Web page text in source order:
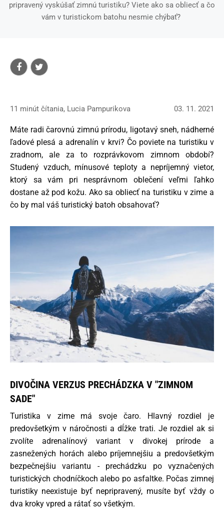
pripravený vyskúšať zimnú turistiku? Viete ako sa obliecť a čo
vám v turistickom batohu nesmie chýbať?
11 minút čítania, Lucia Pampurikova 03. 11. 2021
Máte radi čarovnú zimnú prírodu, ligotavý sneh, nádherné
ľadové plesá a adrenalín v krvi? Čo poviete na turistiku v
zradnom, ale za to rozprávkovom zimnom období?
Studený vzduch, mínusové teploty a nepríjemný vietor,
ktorý sa vám pri nesprávnom oblečení veľmi ľahko
dostane až pod kožu. Ako sa obliecť na turistiku v zime a
čo by mal váš turistický batoh obsahovať?
DIVOČINA VERZUS PRECHÁDZKA V "ZIMNOM
SADE"
Turistika v zime má svoje čaro. Hlavný rozdiel je
predovšetkým v náročnosti a dĺžke trati. Je rozdiel ak si
zvolíte adrenalínový variant v divokej prírode a
zasnežených horách alebo príjemnejšiu a predovšetkým
bezpečnejšiu variantu - prechádzku po vyznačených
turistických chodníčkoch alebo po asfaltke. Počas zimnej
turistiky neexistuje byť nepripravený, musíte byť vždy o
dva kroky vpred a rátať so všetkým.